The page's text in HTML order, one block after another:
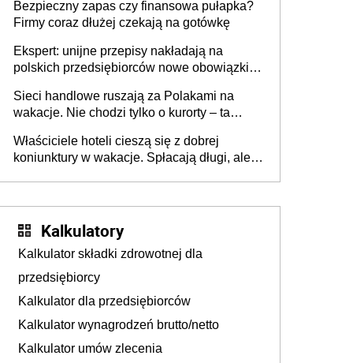
Bezpieczny zapas czy finansowa pułapka?
Firmy coraz dłużej czekają na gotówkę
Ekspert: unijne przepisy nakładają na
polskich przedsiębiorców nowe obowiązki w
Sieci handlowe ruszają za Polakami na
wakacje. Nie chodzi tylko o kurorty – ta
tam, gdzie wielu spędzi urlop po cichu
Właściciele hoteli cieszą się z dobrej
koniunktury w wakacje. Spłacają długi, ale
Kalkulatory
Kalkulator składki zdrowotnej dla
przedsiębiorcy
Kalkulator dla przedsiębiorców
Kalkulator wynagrodzeń brutto/netto
Kalkulator umów zlecenia